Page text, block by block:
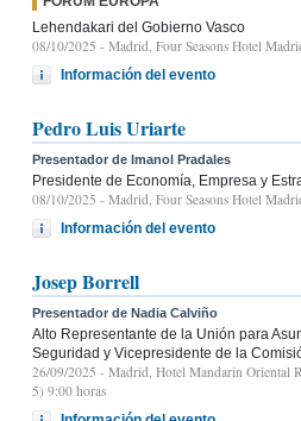
Lehendakari del Gobierno Vasco
08/10/2025 - Madrid, Four Seasons Hotel
Información del evento
Pedro Luis Uriarte
Presentador de Imanol Pradales
Presidente de Economía, Empresa y
08/10/2025 - Madrid, Four Seasons Hotel
Información del evento
Josep Borrell
Presentador de Nadia Calviño
Alto Representante de la Unión para
Seguridad y Vicepresidente de la
26/09/2025 - Madrid, Hotel Mandarin Oriental
5) 9:00 horas